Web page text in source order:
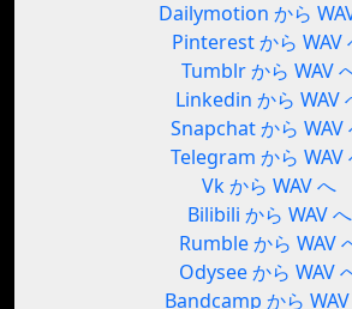
Dailymotion から
Pinterest から WAV
Tumblr から WAV
Linkedin から WAV
Snapchat から WAV
Telegram から WAV
Vk から WAV へ
Bilibili から WAV へ
Rumble から WAV
Odysee から WAV
Bandcamp から